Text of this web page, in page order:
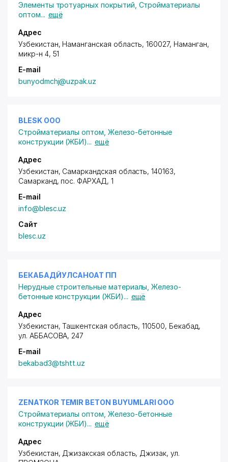
Элементы тротуарных покрытий Стройматериалы
оптом... ещё
Адрес
Узбекистан, Наманганская область, 160027, Наманган,
микр-н 4, 51
E-mail
bunyodmchj@uzpak.uz
BLESK ООО
Стройматериалы оптом Железо-бетонные
конструкции (ЖБИ)... ещё
Адрес
Узбекистан, Самаркандская область, 140163,
Самарканд, пос. ФАРХАД, 1
E-mail
info@blesc.uz
Сайт
blesc.uz
БЕКАБАДЙУЛСАНОАТ ПП
Нерудные строительные материалы ,Железо-
бетонные конструкции (ЖБИ)... ещё
Адрес
Узбекистан, Ташкентская область, 110500, Бекабад,
ул. АББАСОВА, 247
E-mail
bekabad3@tshtt.uz
ZENATKOR TEMIR BETON BUYUMLARI ООО
Стройматериалы оптом Железо-бетонные
конструкции (ЖБИ)... ещё
Адрес
Узбекистан, Джизакская область, Джизак, ул.